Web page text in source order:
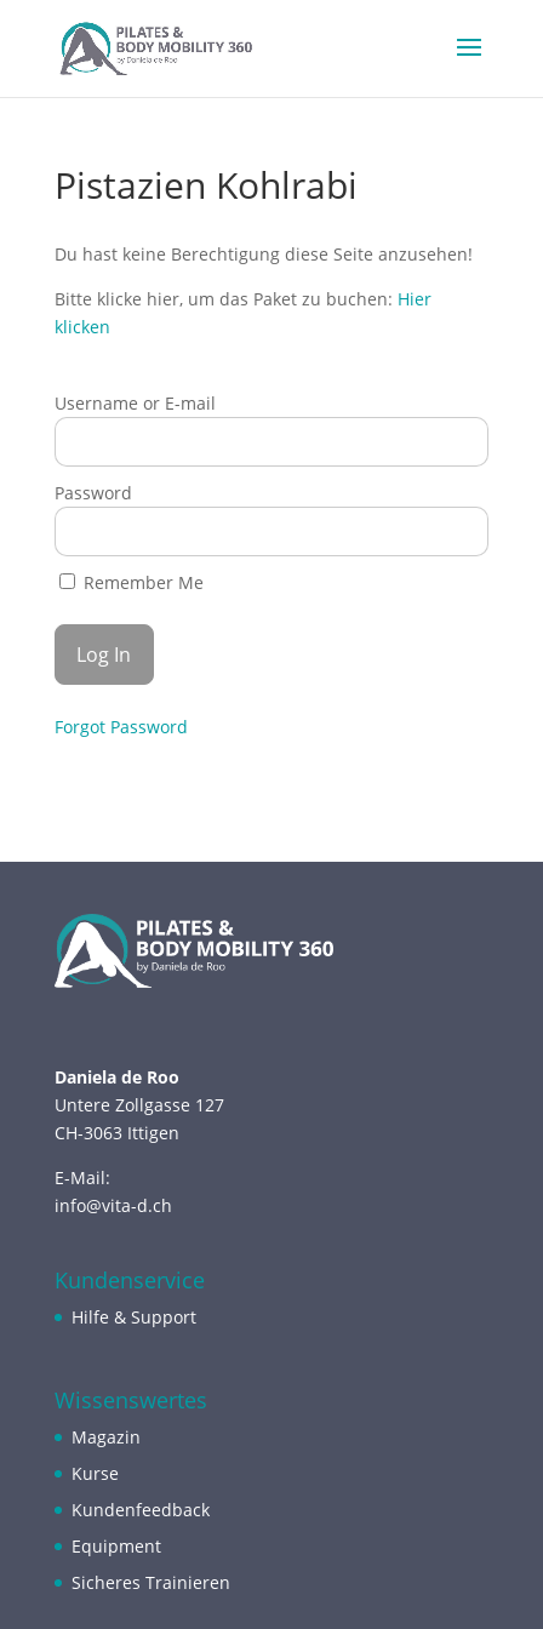
Pistazien Kohlrabi
Du hast keine Berechtigung diese Seite anzusehen!
Bitte klicke hier, um das Paket zu buchen: Hier
klicken
Username or E-mail
Password
Remember Me
Forgot Password
Daniela de Roo
Untere Zollgasse 127
CH-3063 Ittigen
E-Mail:
info@vita-d.ch
Kundenservice
Hilfe & Support
Wissenswertes
Magazin
Kurse
Kundenfeedback
Equipment
Sicheres Trainieren